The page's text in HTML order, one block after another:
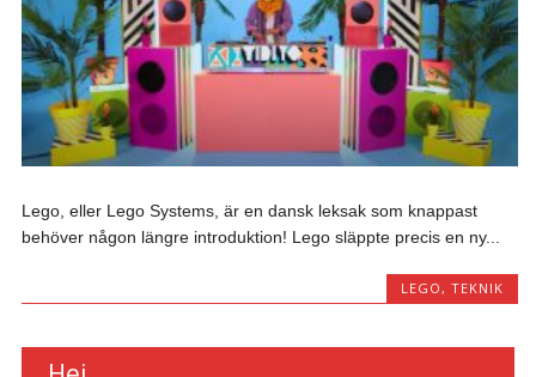
Lego, eller Lego Systems, är en dansk leksak som knappast
behöver någon längre introduktion! Lego släppte precis en ny...
LEGO , TEKNIK